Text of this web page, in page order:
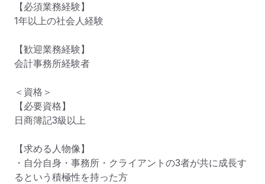
【必須業務経験】
1年以上の社会人経験
【歓迎業務経験】
会計事務所経験者
＜資格＞
【必要資格】
日商簿記3級以上
【求める人物像】
・自分自身・事務所・クライアントの3者が共に成長す
るという積極性を持った方